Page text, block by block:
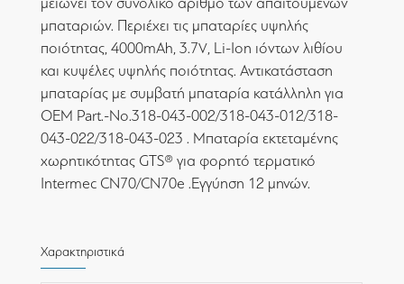
μπαταριών. Περιέχει τις μπαταρίες υψηλής
ποιότητας, 4000mAh, 3.7V, Li-Ion ιόντων λιθίου
και κυψέλες υψηλής ποιότητας. Αντικατάσταση
μπαταρίας με συμβατή μπαταρία κατάλληλη για
OEM Part.-No.318-043-002/318-043-012/318-
043-022/318-043-023 . Μπαταρία εκτεταμένης
χωρητικότητας GTS® για φορητό τερματικό
Intermec CN70/CN70e .Εγγύηση 12 μηνών.
Χαρακτηριστικά